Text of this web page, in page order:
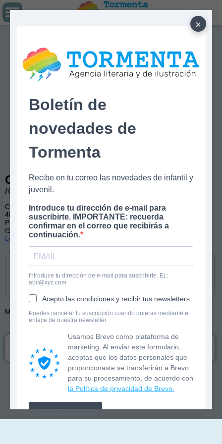
×
Boletín de
novedades de
Tormenta
Recibe en tu correo las novedades de infantil y
juvenil.
Introduce tu dirección de e-mail para
suscribirte. IMPORTANTE: recuerda
confirmar en el correo que recibirás a
continuación.
Introduce tu dirección de e-mail para suscribirte. Ej.:
abc@xyz.com
Acepto las condiciones y recibir tus newsletters.
Puedes cancelar tu suscripción cuando quieras mediante el
enlace de nuestra newsletter.
Usamos Brevo como plataforma de
marketing. Al enviar este formulario,
aceptas que los datos personales que
proporcionaste se transferirán a Brevo
para su procesamiento, de acuerdo con
la Política de privacidad de Brevo.
SUSCRIBIRSE
Tormenta
Olimpitis
Rafael Ordoñez. Ilustraciones de José Fragoso.
Cómic
48 páginas, color
Publicado por SM
ISBN: 9788411201124
Lee las primeras páginas
Cómpralo en
Más de: José Fragoso
Las olimpiadas son el lugar perfecto para hacer
deporte... ¡y reírse a carcajadas!